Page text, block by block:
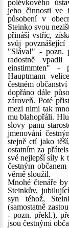
polévkového
jeho činnosti ve
působení v
Steinko svou
přináší vstříc,
svůj
"Sláva!" - pozn.
radostně
einstimmten" -
Hauptmann
čestném
dopřáno dále
zároveň. Poté
mezi nimi tak
mu blahopřáli.
slovy panu
jmenování
stejně ctí jako
ostatním za
své nejlepší síly k
čestným
věrně sloužil.
Mnohé čtenáře
Steinkův,
syn téhož,
(samostatně
- pozn. překl.),
jsou čestnými